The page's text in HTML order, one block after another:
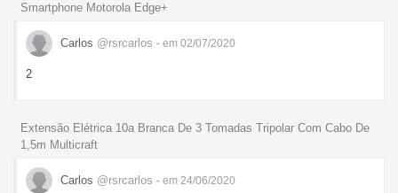
Smartphone Motorola Edge+
Carlos @rsrcarlos - em 02/07/2020
2
Extensão Elétrica 10a Branca De 3 Tomadas Tripolar Com Cabo De
1,5m Multicraft
Carlos @rsrcarlos - em 24/06/2020